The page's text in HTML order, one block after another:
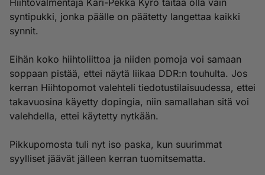
Hiihtovalmentaja Kari-Pekka Kyrö taitaa olla vain
syntipukki, jonka päälle on päätetty langettaa kaikki
synnit.
Eihän koko hiihtoliittoa ja niiden pomoja voi samaan
soppaan pistää, ettei näytä liikaa DDR:n touhulta. Jos
kerran Hiihtopomot valehteli tiedotustilaisuudessa, ettei
takavuosina käyetty dopingia, niin samallahan sitä voi
valehdella, ettei käytetty nytkään.
Pikkupomosta tuli nyt iso paska, kun suurimmat
syylliset jäävät jälleen kerran tuomitsematta.